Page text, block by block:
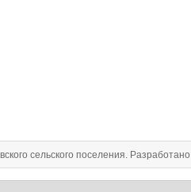
сельского поселения.